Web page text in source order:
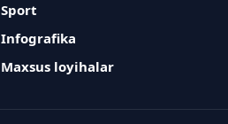
Sport
Infografika
Maxsus loyihalar